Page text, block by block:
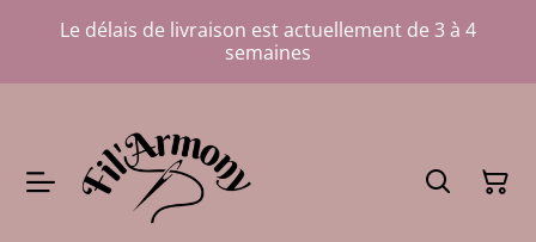
Le délais de livraison est actuellement de 3 à 4
semaines